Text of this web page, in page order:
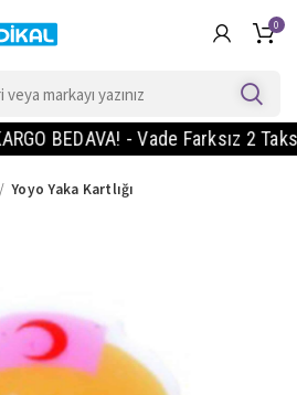
0
BEDAVA! - Vade Farksız 2 Taksit
Yoyo Yaka Kartlığı